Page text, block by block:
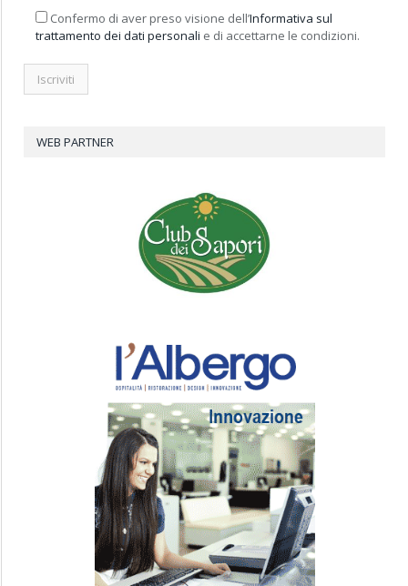
Confermo di aver preso visione dell’Informativa sul
trattamento dei dati personali e di accettarne le condizioni.
WEB PARTNER